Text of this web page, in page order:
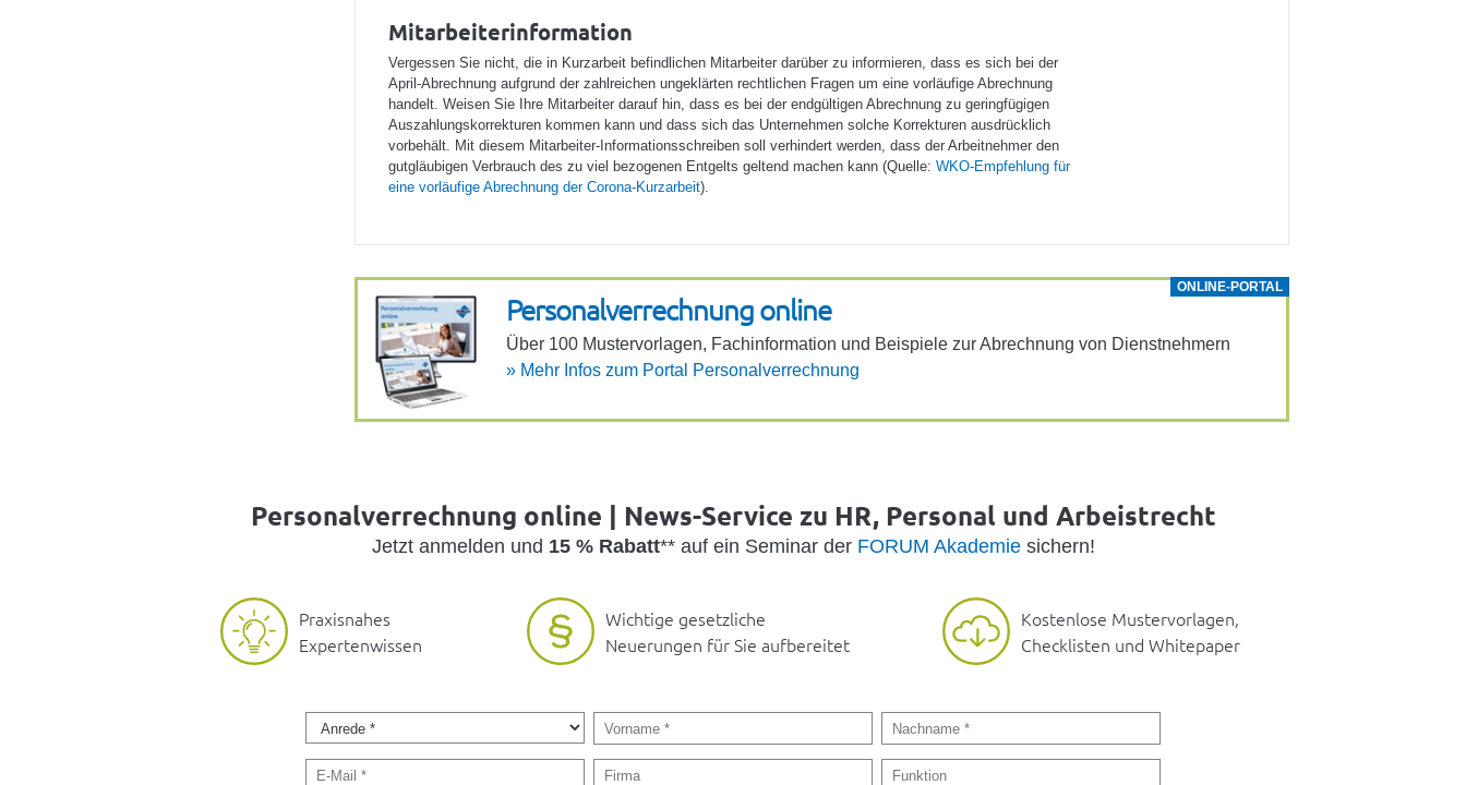
Mitarbeiterinformation
Vergessen Sie nicht, die in Kurzarbeit befindlichen Mitarbeiter darüber zu informieren, dass es sich bei der
April-Abrechnung aufgrund der zahlreichen ungeklärten rechtlichen Fragen um eine vorläufige Abrechnung
handelt. Weisen Sie Ihre Mitarbeiter darauf hin, dass es bei der endgültigen Abrechnung zu geringfügigen
Auszahlungskorrekturen kommen kann und dass sich das Unternehmen solche Korrekturen ausdrücklich
vorbehält. Mit diesem Mitarbeiter-Informationsschreiben soll verhindert werden, dass der Arbeitnehmer den
gutgläubigen Verbrauch des zu viel bezogenen Entgelts geltend machen kann (Quelle: WKO-Empfehlung für
eine vorläufige Abrechnung der Corona-Kurzarbeit).
ONLINE-PORTAL
Perso­na­l­ver­rech­nung online
Über 100 Muster­vor­lagen, Fach­in­for­ma­tion und Beispiele zur Abrech­nung von Dienst­neh­mern
» Mehr Infos zum Portal Perso­na­l­ver­rech­nung
Personalverrechnung online | News-Service zu HR, Personal und Arbeistrecht
Jetzt anmelden und 15 % Rabatt** auf ein Seminar der FORUM Akademiesichern!
Praxisnahes
Expertenwissen
Wichtige gesetzliche
Neuerungen für Sie aufbereitet
Kostenlose Mustervorlagen,
Checklisten und Whitepaper